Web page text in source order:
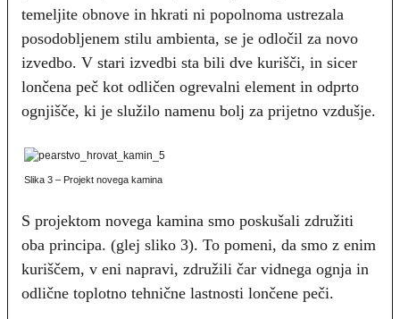
temeljite obnove in hkrati ni popolnoma ustrezala
posodobljenem stilu ambienta, se je odločil za novo
izvedbo. V stari izvedbi sta bili dve kurišči, in sicer
lončena peč kot odličen ogrevalni element in odprto
ognjišče, ki je služilo namenu bolj za prijetno vzdušje.
Slika 3 – Projekt novega kamina
S projektom novega kamina smo poskušali združiti
oba principa. (glej sliko 3). To pomeni, da smo z enim
kuriščem, v eni napravi, združili čar vidnega ognja in
odlične toplotno tehnične lastnosti lončene peči.